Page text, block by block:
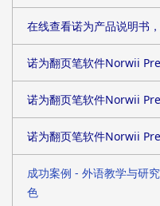
在线查看诺为产品说明书
诺为翻页笔软件Norwii
诺为翻页笔软件Norwii
诺为翻页笔软件Norwii
成功案例 - 外语教学与研
色